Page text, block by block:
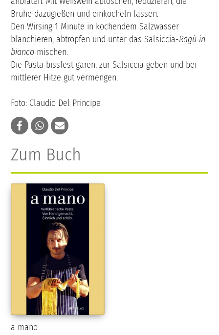
Brühe dazugießen und einköcheln lassen.
Den Wirsing 1 Minute in kochendem Salzwasser
blanchieren, abtropfen und unter das Salsiccia-Ragù in
bianco mischen.
Die Pasta bissfest garen, zur Salsiccia geben und bei
mittlerer Hitze gut vermengen.
Foto: Claudio Del Principe
Zum Buch
a mano